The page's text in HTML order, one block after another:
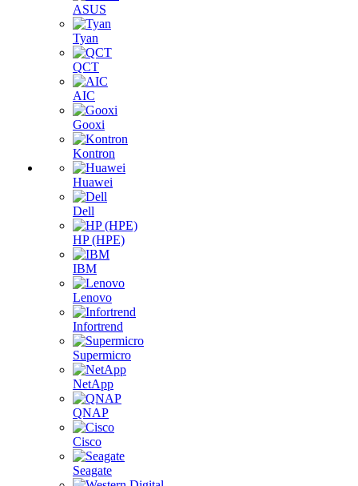
ASUS
Tyan
QCT
AIC
Gooxi
Kontron
Huawei
Dell
HP (HPE)
IBM
Lenovo
Infortrend
Supermicro
NetApp
QNAP
Cisco
Seagate